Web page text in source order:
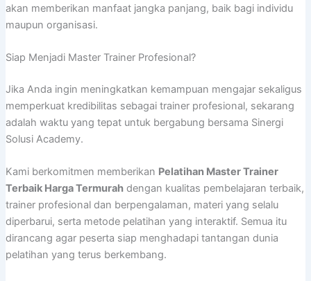
akan memberikan manfaat jangka panjang, baik bagi individu
maupun organisasi.
Siap Menjadi Master Trainer Profesional?
Jika Anda ingin meningkatkan kemampuan mengajar sekaligus
memperkuat kredibilitas sebagai trainer profesional, sekarang
adalah waktu yang tepat untuk bergabung bersama Sinergi
Solusi Academy.
Kami berkomitmen memberikan Pelatihan Master Trainer
Terbaik Harga Termurahdengan kualitas pembelajaran terbaik,
trainer profesional dan berpengalaman, materi yang selalu
diperbarui, serta metode pelatihan yang interaktif. Semua itu
dirancang agar peserta siap menghadapi tantangan dunia
pelatihan yang terus berkembang.